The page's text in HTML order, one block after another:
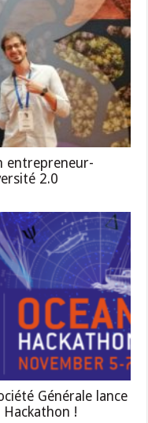
entrepreneur-
2.0
Générale lance
!